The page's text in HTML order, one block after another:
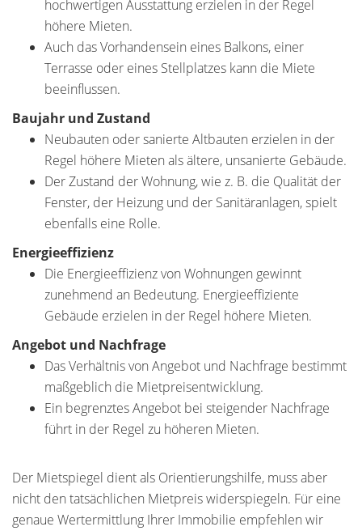
hochwertigen Ausstattung erzielen in der Regel
höhere Mieten.
Auch das Vorhandensein eines Balkons, einer
Terrasse oder eines Stellplatzes kann die Miete
beeinflussen.
Baujahr und Zustand
Neubauten oder sanierte Altbauten erzielen in der
Regel höhere Mieten als ältere, unsanierte Gebäude.
Der Zustand der Wohnung, wie z. B. die Qualität der
Fenster, der Heizung und der Sanitäranlagen, spielt
ebenfalls eine Rolle.
Energieeffizienz
Die Energieeffizienz von Wohnungen gewinnt
zunehmend an Bedeutung. Energieeffiziente
Gebäude erzielen in der Regel höhere Mieten.
Angebot und Nachfrage
Das Verhältnis von Angebot und Nachfrage bestimmt
maßgeblich die Mietpreisentwicklung.
Ein begrenztes Angebot bei steigender Nachfrage
führt in der Regel zu höheren Mieten.
Der Mietspiegel dient als Orientierungshilfe, muss aber
nicht den tatsächlichen Mietpreis widerspiegeln. Für eine
genaue Wertermittlung Ihrer Immobilie empfehlen wir